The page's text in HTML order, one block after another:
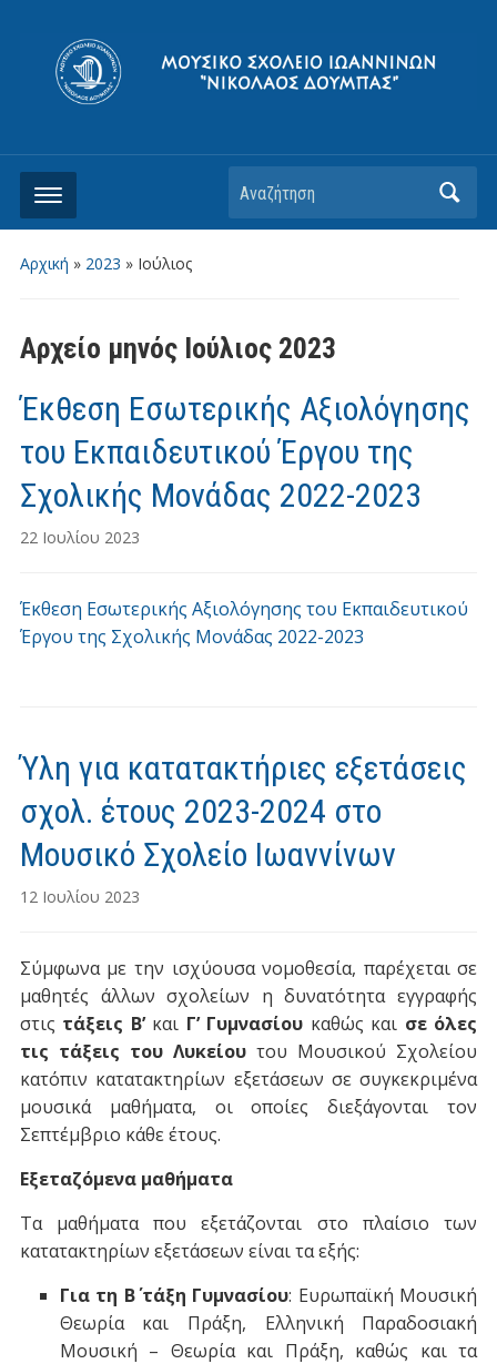
Αρχική » 2023 » Ιούλιος
Αρχείο μηνός Ιούλιος 2023
Έκθεση Εσωτερικής Αξιολόγησης
του Εκπαιδευτικού Έργου της
Σχολικής Μονάδας 2022-2023
22 Ιουλίου 2023
Έκθεση Εσωτερικής Αξιολόγησης του Εκπαιδευτικού
Έργου της Σχολικής Μονάδας 2022-2023
Ύλη για κατατακτήριες εξετάσεις
σχολ. έτους 2023-2024 στο
Μουσικό Σχολείο Ιωαννίνων
12 Ιουλίου 2023
Σύμφωνα με την ισχύουσα νομοθεσία, παρέχεται σε
μαθητές άλλων σχολείων η δυνατότητα εγγραφής
στις τάξεις Β’ και Γ’ Γυμνασίου καθώς και σε όλες
τις τάξεις του Λυκείουτου Μουσικού Σχολείου
κατόπιν κατατακτηρίων εξετάσεων σε συγκεκριμένα
μουσικά μαθήματα, οι οποίες διεξάγονται τον
Σεπτέμβριο κάθε έτους.
Εξεταζόμενα μαθήματα
Τα μαθήματα που εξετάζονται στο πλαίσιο των
κατατακτηρίων εξετάσεων είναι τα εξής:
Για τη Β΄ τάξη Γυμνασίου: Ευρωπαϊκή Μουσική
Θεωρία και Πράξη, Ελληνική Παραδοσιακή
Μουσική – Θεωρία και Πράξη, καθώς και τα